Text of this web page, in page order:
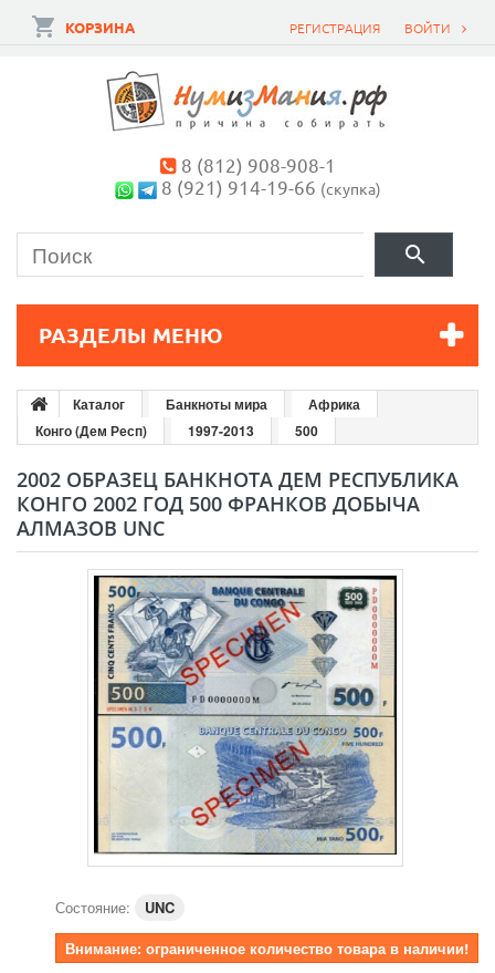
ВОЙТИ
РЕГИСТРАЦИЯ
КОРЗИНА
8 (812) 908-908-1
8 (921) 914-19-66 (скупка)
РАЗДЕЛЫ МЕНЮ
Каталог Банкноты мира
Африка
Конго (Дем Респ)
1997-2013 500
2002 ОБРАЗЕЦ БАНКНОТА ДЕМ РЕСПУБЛИКА
КОНГО 2002 ГОД 500 ФРАНКОВ ДОБЫЧА
АЛМАЗОВ UNC
Состояние:
UNC
Внимание: ограниченное количество товара в наличии!